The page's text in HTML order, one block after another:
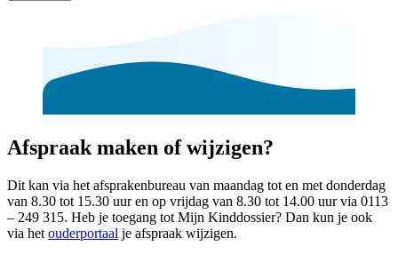
Afspraak maken of wijzigen?
Dit kan via het afsprakenbureau van maandag tot en met donderdag
van 8.30 tot 15.30 uur en op vrijdag van 8.30 tot 14.00 uur via 0113
– 249 315. Heb je toegang tot Mijn Kinddossier? Dan kun je ook
via het ouderportaal je afspraak wijzigen.